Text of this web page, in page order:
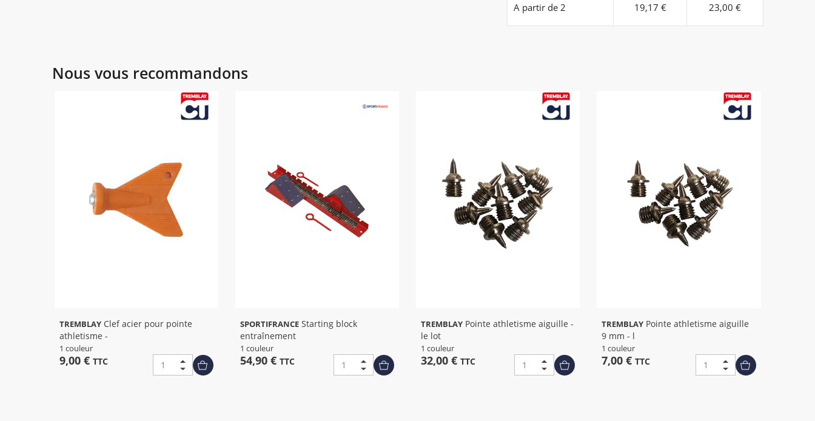
A partir de 2 19,17 € 23,00 €
Nous vous recommandons
TREMBLAYClef acier pour pointe
athletisme -
1 couleur
9,00 € TTC
SPORTIFRANCEStarting block
entraînement
1 couleur
54,90 € TTC
TREMBLAY
le lot
1 couleur
32,00 € TTC
TREMBLAY
9 mm - l
1 couleur
7,00 €TTC